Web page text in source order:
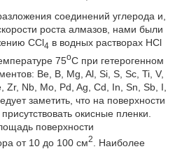
соединений углерода и,
роста алмазов, нами были
CCl4 в водных растворах HCl
75oС при гетерогенном
Be, B, Mg, Al, Si, S, Sc, Ti, V,
Nb, Mo, Pd, Ag, Cd, In, Sn, Sb, I,
заметить, что на поверхности
окисные пленки.
поверхности
от 10 до 100 см2
. Наиболее